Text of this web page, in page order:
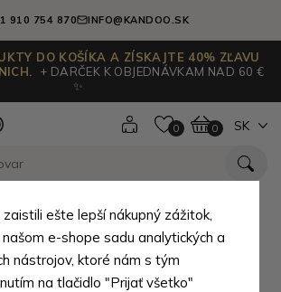
910 754 870 INFO@KANDOO.SK
DO KOŠÍKA A ZÍSKAJTE 40% ZĽAVU
+ DARČEK K OBJEDNÁVKAM NAD 60 €
✨
0 0 SK
textilná dámska
so vzorom Simela
ešte lepší nákupný zážitok,
e-shope sadu analytických a
nástrojov, ktoré nám s tým
na tlačidlo "Prijať všetko"